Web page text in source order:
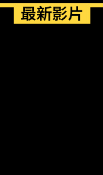
最新影片